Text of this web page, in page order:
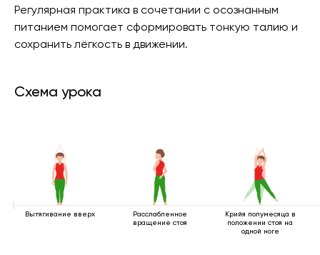
Регулярная практика в сочетании с осознанным
питанием помогает сформировать тонкую талию и
сохранить лёгкость в движении.
Схема урока
Вытягивание вверх
Расслабленное
вращение стоя
Крийя полумесяца в
положении стоя на
одной ноге